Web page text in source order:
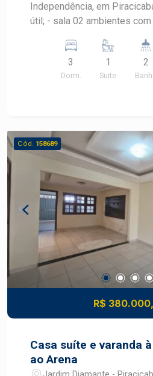
Independência, em
útil; - sala 02 ambientes com
armário planejado; - 03
armário embutido, sendo 01
com cuba: social e da suíte;
Piscina na cobertura com
cidade, perfeito para relaxar
Localização: próximo a
público, comércios e com
principais vias da cidade.
3
Dorm.
1
Suite
2
Cód. 158689
R$
Casa suíte e varanda
ao Arena